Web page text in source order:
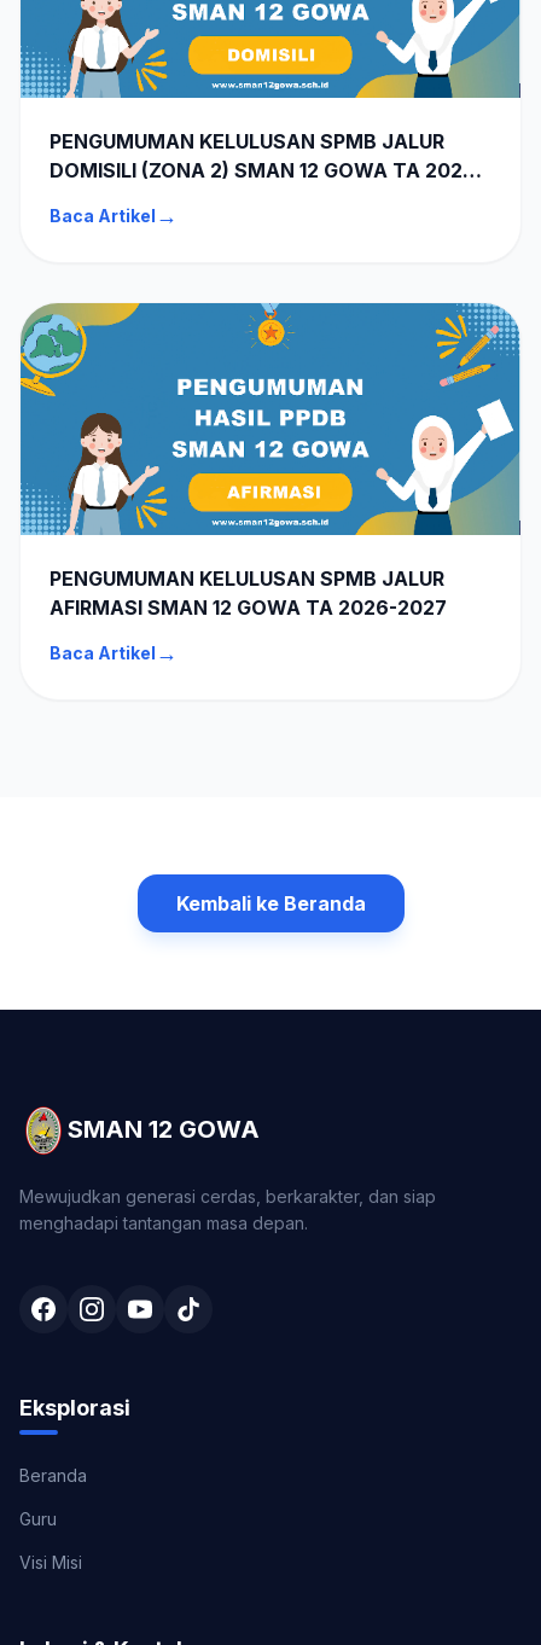
PENGUMUMAN KELULUSAN SPMB JALUR
DOMISILI (ZONA 2) SMAN 12 GOWA TA 2026-
Baca Artikel →
PENGUMUMAN KELULUSAN SPMB JALUR
AFIRMASI SMAN 12 GOWA TA 2026-2027
Baca Artikel →
Kembali ke Beranda
SMAN 12 GOWA
Mewujudkan generasi cerdas, berkarakter, dan siap
menghadapi tantangan masa depan.
Eksplorasi
Beranda
Guru
Visi Misi